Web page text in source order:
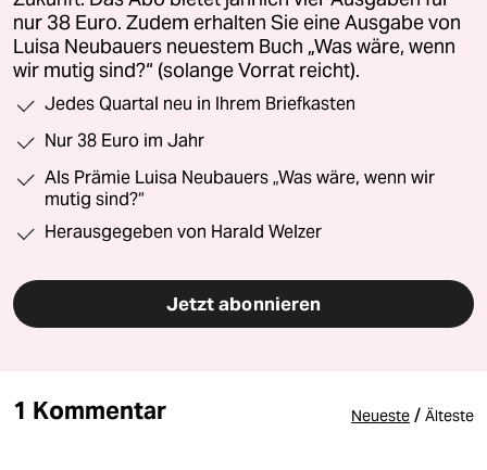
nur 38 Euro. Zudem erhalten Sie eine Ausgabe von
Luisa Neubauers neuestem Buch „Was wäre, wenn
wir mutig sind?“ (solange Vorrat reicht).
Jedes Quartal neu in Ihrem Briefkasten
Nur 38 Euro im Jahr
Als Prämie Luisa Neubauers „Was wäre, wenn wir
mutig sind?“
Herausgegeben von Harald Welzer
Jetzt abonnieren
1 Kommentar Neueste / Älteste